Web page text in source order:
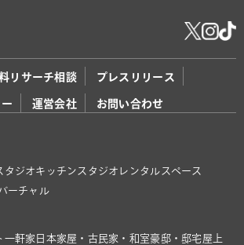
リサーチ相談 プレスリリース
運営会社
お問い合わせ
タジオキッチンスタジオ レンタルスペース
ーチャル
一軒家 日本家屋・古民家・和室豪邸・邸宅屋上